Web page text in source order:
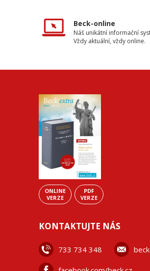
Beck-online
Náš unikátní informační
Vždy aktuální, vždy online.
ONLINE
VERZE
PDF
VERZE
KONTAKTUJTE NÁS
733 734 348